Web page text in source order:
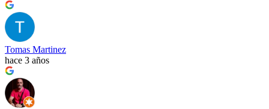
Tomas Martinez
hace 3 años